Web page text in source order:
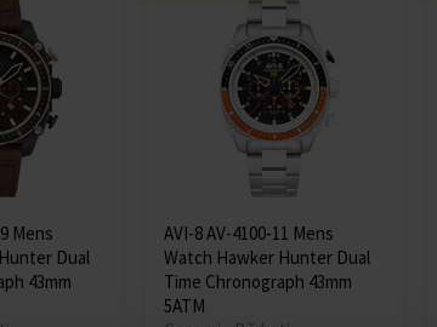
Mens
Dual
43mm
AVI-8 AV-4100-11 Mens
Watch Hawker Hunter Dual
Time Chronograph 43mm
5ATM